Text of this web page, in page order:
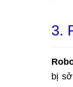
3.
bị